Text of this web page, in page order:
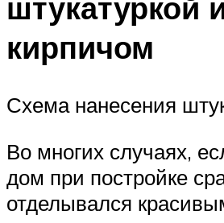
кирпичом
Схема нанесения
Во многих случаях,
дом при постройке
отделывался